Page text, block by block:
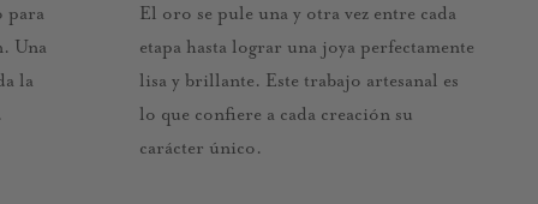
para
Una
la
El oro se pule una y otra vez entre cada
etapa hasta lograr una joya perfectamente
lisa y brillante. Este trabajo artesanal es
lo que confiere a cada creación su
carácter único.